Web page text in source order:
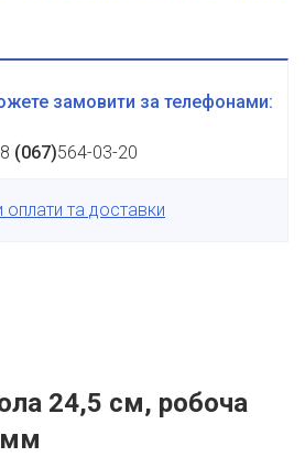
замовити за телефонами:
(067)564-03-20
та доставки
24,5 см, робоча
мм